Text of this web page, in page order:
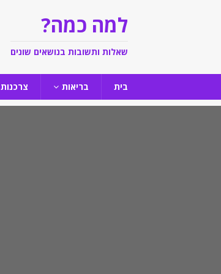
למה כמה?
שאלות ותשובות בנושאים שונים
בית בריאות צרכנות